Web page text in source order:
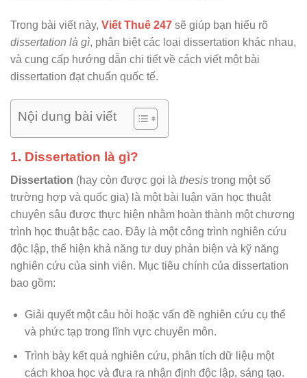
Trong bài viết này, Viết Thuê 247 sẽ giúp bạn hiểu rõ
dissertation là gì, phân biệt các loại dissertation khác nhau,
và cung cấp hướng dẫn chi tiết về cách viết một bài
dissertation đạt chuẩn quốc tế.
Nội dung bài viết
1. Dissertation là gì?
Dissertation (hay còn được gọi là thesis trong một số
trường hợp và quốc gia) là một bài luận văn học thuật
chuyên sâu được thực hiện nhằm hoàn thành một chương
trình học thuật bậc cao. Đây là một công trình nghiên cứu
độc lập, thể hiện khả năng tư duy phản biện và kỹ năng
nghiên cứu của sinh viên. Mục tiêu chính của dissertation
bao gồm:
Giải quyết một câu hỏi hoặc vấn đề nghiên cứu cụ thể
và phức tạp trong lĩnh vực chuyên môn.
Trình bày kết quả nghiên cứu, phân tích dữ liệu một
cách khoa học và đưa ra nhận định độc lập, sáng tạo.